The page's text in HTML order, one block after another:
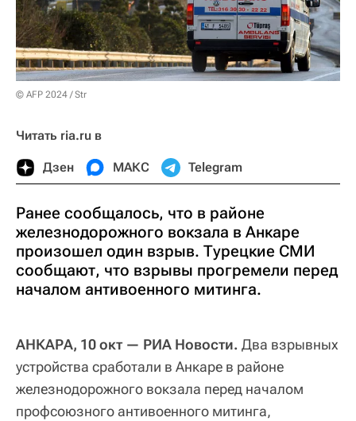
© AFP 2024 / Str
Читать ria.ru в
Дзен МАКС Telegram
Ранее сообщалось, что в районе
железнодорожного вокзала в Анкаре
произошел один взрыв. Турецкие СМИ
сообщают, что взрывы прогремели перед
началом антивоенного митинга.
АНКАРА, 10 окт — РИА Новости. Два взрывных
устройства сработали в Анкаре в районе
железнодорожного вокзала перед началом
профсоюзного антивоенного митинга,